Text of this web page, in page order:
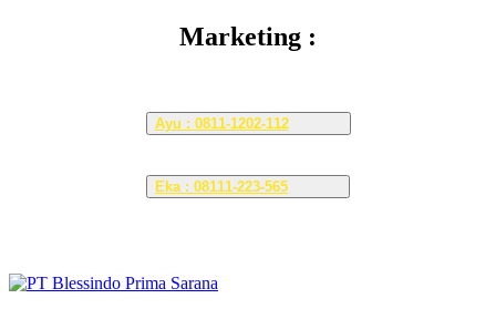
Marketing :
Ayu : 0811-1202-112
Eka : 08111-223-565